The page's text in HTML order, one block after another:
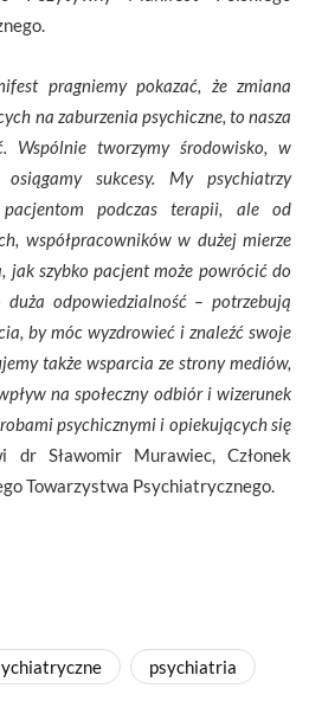
pragniemy pokazać, że zmiana
na zaburzenia psychiczne, to nasza
Wspólnie tworzymy środowisko, w
sukcesy. My psychiatrzy
pacjentom podczas terapii, ale od
współpracowników w dużej mierze
jak szybko pacjent może powrócić do
duża odpowiedzialność – potrzebują
by móc wyzdrowieć i znaleźć swoje
także wsparcia ze strony mediów,
na społeczny odbiór i wizerunek
psychicznymi i opiekujących się
dr Sławomir Murawiec, Członek
Towarzystwa Psychiatrycznego.
psychiatria